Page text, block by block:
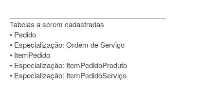
Tabelas a serem cadastradas
• Pedido
• Especialização: Ordem de Serviço
• ItemPedido
• Especialização: ItemPedidoProduto
• Especialização: ItemPedidoServiço